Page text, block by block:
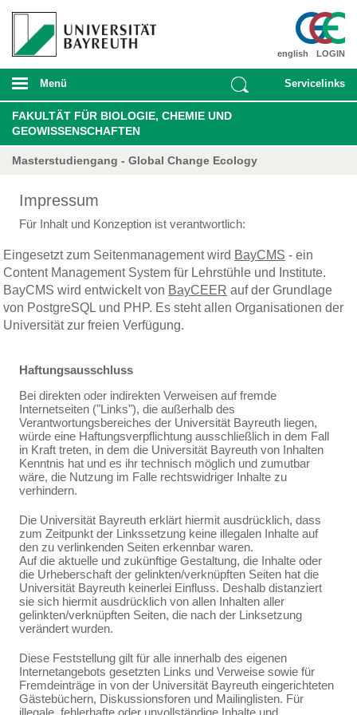
LOGIN
english
Menü Servicelinks
FAKULTÄT FÜR BIOLOGIE, CHEMIE UND
GEOWISSENSCHAFTEN
Masterstudiengang - Global Change Ecology
Impressum
Für Inhalt und Konzeption ist verantwortlich:
Eingesetzt zum Seitenmanagement wird BayCMS - ein
Content Management System für Lehrstühle und Institute.
BayCMS wird entwickelt von BayCEER auf der Grundlage
von PostgreSQL und PHP. Es steht allen Organisationen der
Universität zur freien Verfügung.
Haftungsausschluss
Bei direkten oder indirekten Verweisen auf fremde
Internetseiten ("Links"), die außerhalb des
Verantwortungsbereiches der Universität Bayreuth liegen,
würde eine Haftungsverpflichtung ausschließlich in dem Fall
in Kraft treten, in dem die Universität Bayreuth von Inhalten
Kenntnis hat und es ihr technisch möglich und zumutbar
wäre, die Nutzung im Falle rechtswidriger Inhalte zu
verhindern.
Die Universität Bayreuth erklärt hiermit ausdrücklich, dass
zum Zeitpunkt der Linkssetzung keine illegalen Inhalte auf
den zu verlinkenden Seiten erkennbar waren.
Auf die aktuelle und zukünftige Gestaltung, die Inhalte oder
die Urheberschaft der gelinkten/verknüpften Seiten hat die
Universität Bayreuth keinerlei Einfluss. Deshalb distanziert
sie sich hiermit ausdrücklich von allen Inhalten aller
gelinkten/verknüpften Seiten, die nach der Linksetzung
verändert wurden.
Diese Feststellung gilt für alle innerhalb des eigenen
Internetangebots gesetzten Links und Verweise sowie für
Fremdeinträge in von der Universität Bayreuth eingerichteten
Gästebüchern, Diskussionsforen und Mailinglisten. Für
illegale, fehlerhafte oder unvollständige Inhalte und